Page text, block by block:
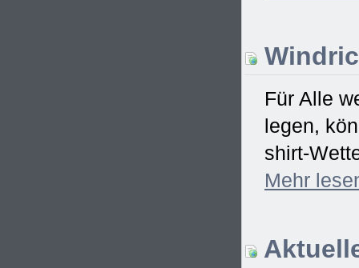
Für Alle
legen,
shirt-
Mehr